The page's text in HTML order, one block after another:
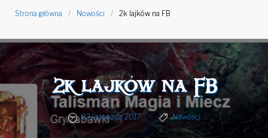
Strona główna / Nowości / 2k lajków na FB
2k lajków na FB
22 listopada 2017 Nowości